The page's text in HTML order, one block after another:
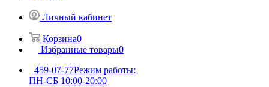
Личный кабинет
Корзина0
Избранные товары0
459-07-77Режим работы:
ПН-СБ 10:00-20:00